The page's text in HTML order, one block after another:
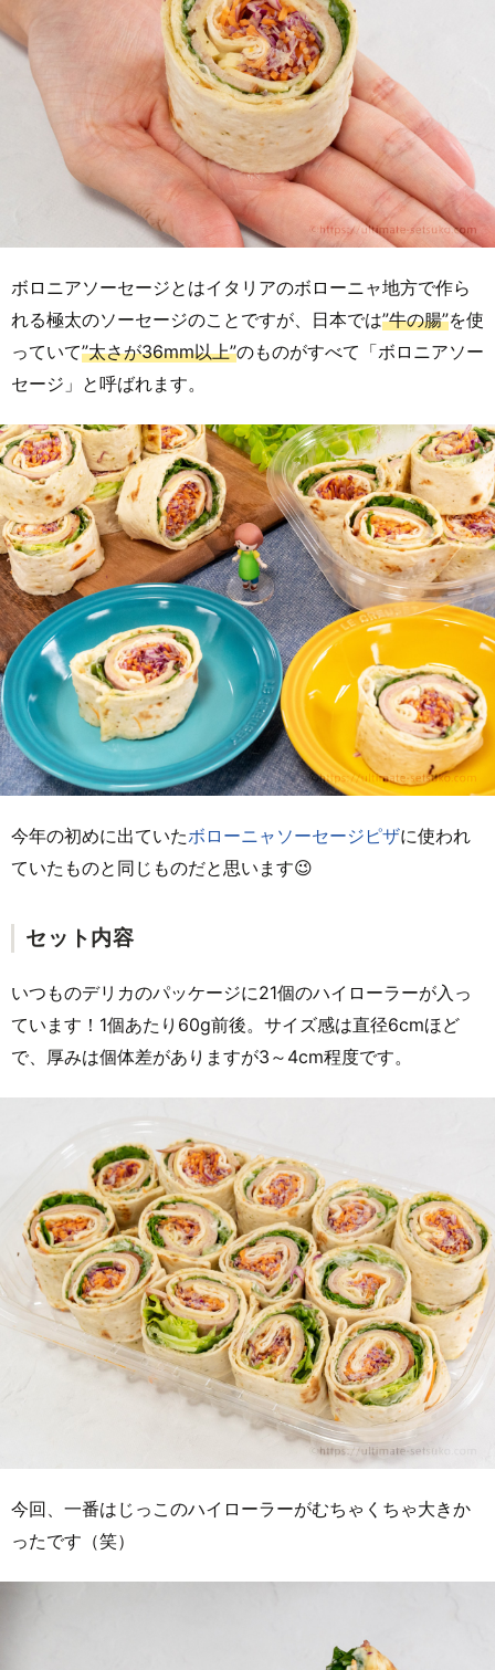
ボロニアソーセージとはイタリアのボローニャ地方で作ら
れる極太のソーセージのことですが、日本では”牛の腸”を使
っていて”太さが36mm以上”のものがすべて「ボロニアソー
セージ」と呼ばれます。
今年の初めに出ていたボローニャソーセージピザに使われ
ていたものと同じものだと思います😉
セット内容
いつものデリカのパッケージに21個のハイローラーが入っ
ています！1個あたり60g前後。サイズ感は直径6cmほど
で、厚みは個体差がありますが3～4cm程度です。
今回、一番はじっこのハイローラーがむちゃくちゃ大きか
ったです（笑）